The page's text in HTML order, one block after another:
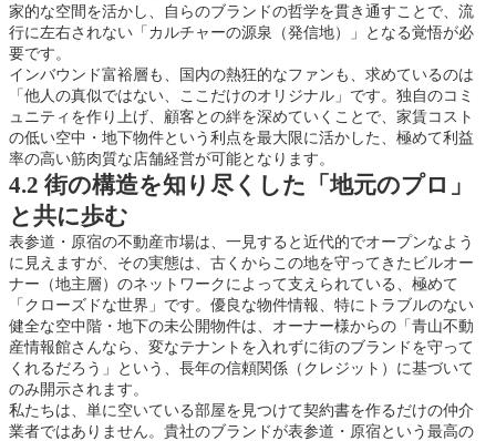
家的な空間を活かし、自らのブランドの哲学を貫き通すことで、流
行に左右されない「カルチャーの源泉（発信地）」となる覚悟が必
要です。
インバウンド富裕層も、国内の熱狂的なファンも、求めているのは
「他人の真似ではない、ここだけのオリジナル」です。独自のコミ
ュニティを作り上げ、顧客との絆を深めていくことで、家賃コスト
の低い空中・地下物件という利点を最大限に活かした、極めて利益
率の高い筋肉質な店舗経営が可能となります。
4.2 街の構造を知り尽くした「地元のプロ」
と共に歩む
表参道・原宿の不動産市場は、一見すると近代的でオープンなよう
に見えますが、その実態は、古くからこの地を守ってきたビルオー
ナー（地主層）のネットワークによって支えられている、極めて
「クローズドな世界」です。優良な物件情報、特にトラブルのない
健全な空中階・地下の未公開物件は、オーナー様からの「青山不動
産情報館さんなら、変なテナントを入れずに街のブランドを守って
くれるだろう」という、長年の信頼関係（クレジット）に基づいて
のみ開示されます。
私たちは、単に空いている部屋を見つけて契約書を作るだけの仲介
業者ではありません。貴社のブランドが表参道・原宿という最高の